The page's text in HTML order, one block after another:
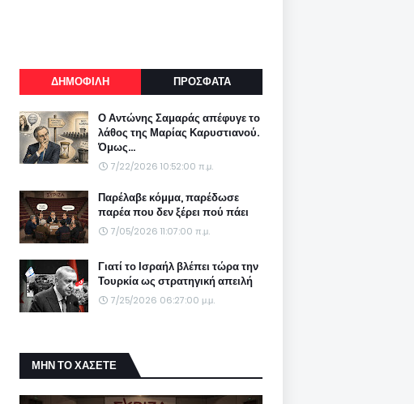
ΔΗΜΟΦΙΛΗ ΠΡΟΣΦΑΤΑ
Ο Αντώνης Σαμαράς απέφυγε το
λάθος της Μαρίας Καρυστιανού.
Όμως...
7/22/2026 10:52:00 π.μ.
Παρέλαβε κόμμα, παρέδωσε
παρέα που δεν ξέρει πού πάει
7/05/2026 11:07:00 π.μ.
Γιατί το Ισραήλ βλέπει τώρα την
Τουρκία ως στρατηγική απειλή
7/25/2026 06:27:00 μ.μ.
ΜΗΝ ΤΟ ΧΑΣΕΤΕ